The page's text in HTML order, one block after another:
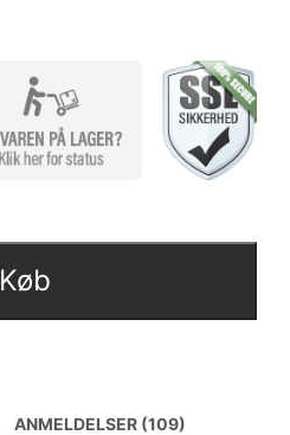
Køb
ANMELDELSER (109)